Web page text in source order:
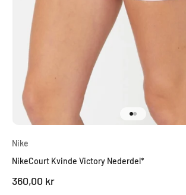
Gå til element 1
Gå til element 2
Nike
NikeCourt Kvinde Victory Nederdel*
Salgspris
360,00 kr